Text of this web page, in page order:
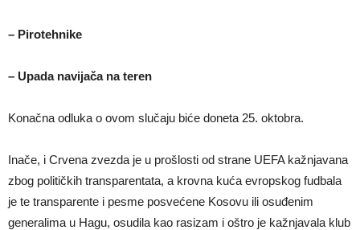
– Pirotehnike
– Upada navijača na teren
Konačna odluka o ovom slučaju biće doneta 25. oktobra.
Inače, i Crvena zvezda je u prošlosti od strane UEFA kažnjavana
zbog političkih transparentata, a krovna kuća evropskog fudbala
je te transparente i pesme posvećene Kosovu ili osuđenim
generalima u Hagu, osudila kao rasizam i oštro je kažnjavala klub